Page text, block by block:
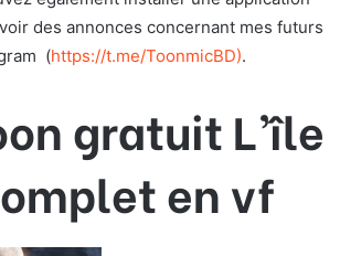
des annonces concernant mes futurs
(https://t.me/ToonmicBD).
gratuit L’île
en vf